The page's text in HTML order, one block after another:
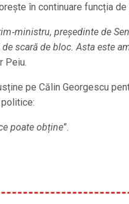
în continuare funcția de
președinte de
scară de bloc. Asta este
Peiu.
pe Călin Georgescu
poate obține”.